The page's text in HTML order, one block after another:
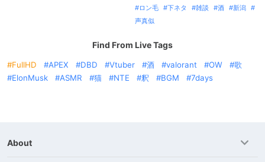
ロン毛 下ネタ 雑談 酒
新潟
声真似
Find From Live Tags
FullHD APEX DBD Vtuber 酒 valorant OW
歌
ElonMusk
ASMR 猫 NTE 釈 BGM 7days
About